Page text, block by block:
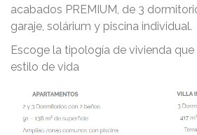
acabados PREMIUM, de 3
garaje, solárium y piscina individual.
Escoge la tipología de vivienda
estilo de vida